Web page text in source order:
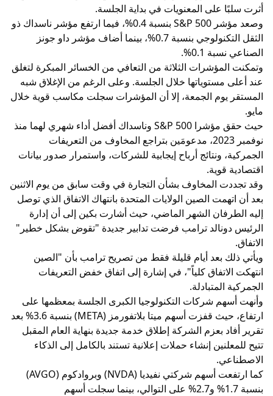
أثرت سلبًا على المعنويات في بداية الجلسة.
وصعد مؤشر S&P 500 بنسبة 0.4%، فيما ارتفع مؤشر ناسداك ذو
الثقل التكنولوجي بنسبة 0.7%، بينما أضاف مؤشر داو جونز
الصناعي نسبة 0.1%.
وتمكنت المؤشرات الثلاثة من التعافي من الخسائر المبكرة لتغلق
عند أعلى مستوياتها خلال الجلسة. وعلى الرغم من الإغلاق شبه
المستقر يوم الجمعة، إلا أن المؤشرات سجلت مكاسب قوية خلال
مايو.
حيث حقق مؤشرا S&P 500 وناسداك أفضل أداء شهري لهما منذ
نوفمبر 2023، مدعومَين بتراجع المخاوف من التعريفات
الجمركية، ونتائج أرباح إيجابية للشركات، واستمرار صدور بيانات
اقتصادية قوية.
وقد تجددت المخاوف بشأن التجارة في وقت سابق من يوم الاثنين
بعد أن اتهمت الصين الولايات المتحدة بانتهاك الاتفاق الذي توصل
إليه الطرفان الشهر الماضي، حيث أشارت بكين إلى أن إدارة
الرئيس دونالد ترامب فرضت تدابير جديدة "تقوض بشكل خطير"
الاتفاق.
ويأتي ذلك بعد أيام قليلة فقط من تصريح ترامب بأن "الصين
انتهكت الاتفاق كلياً"، في إشارة إلى اتفاق خفض التعريفات
الجمركية المتبادلة.
وأنهت أسهم شركات التكنولوجيا الكبرى الجلسة بمعظمها على
ارتفاع، حيث قفزت أسهم ميتا بلاتفورمز (META) بنسبة 3.6% بعد
تقرير أفاد بعزم الشركة إطلاق خدمة جديدة بنهاية العام المقبل
تتيح للمعلنين إنشاء حملات إعلانية تستند بالكامل إلى الذكاء
الاصطناعي.
كما ارتفعت أسهم شركتي نفيديا (NVDA) وبروادكوم (AVGO)
بنسبة 1.7% و2.7% على التوالي، بينما سجلت أسهم